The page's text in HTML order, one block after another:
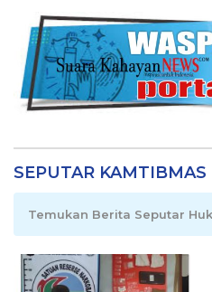
SEPUTAR KAMTIBMAS
Temukan Berita Seputar